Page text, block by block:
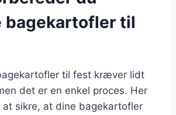
bagekartofler til
til fest kræver lidt
det er en enkel proces. Her
at sikre, at dine bagekartofler